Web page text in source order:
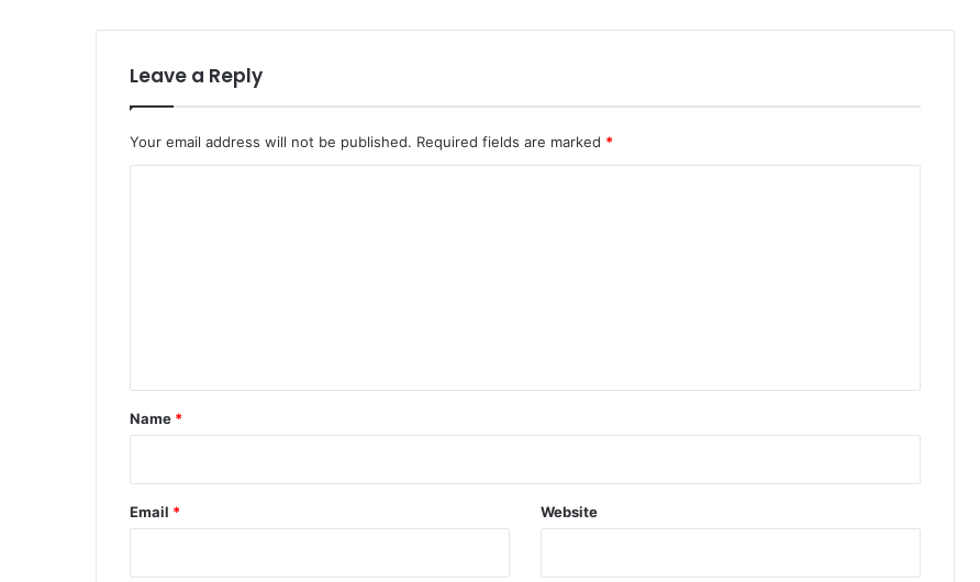
Leave a Reply
Your email address will not be published. Required fields are marked *
*
Name *
Email * Website